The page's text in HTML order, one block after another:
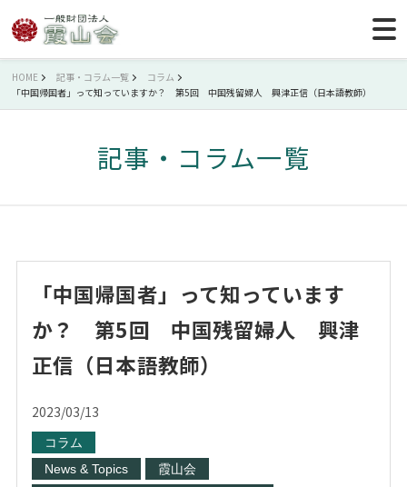
HOME 記事・コラム一覧
コラム
「中国帰国者」って知っていますか？ 第5回 中国残留婦人 興津正信（日本語教師）
記事・コラム一覧
「中国帰国者」って知っています
か？ 第5回 中国残留婦人 興津
正信（日本語教師）
2023/03/13
コラム
News & Topics
霞山会